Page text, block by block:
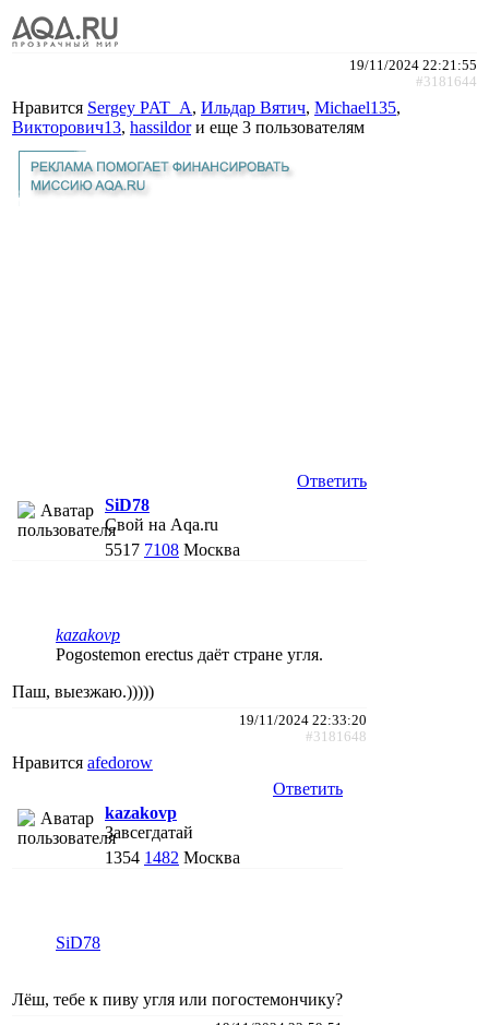
19/11/2024 22:21:55
#3181644
Нравится Sergey PAT_A, Ильдар Вятич, Michael135,
Викторович13, hassildorи еще 3 пользователям
Ответить
SiD78
Свой на Aqa.ru
5517 7108 Москва
kazakovp
Pogostemon erectus даёт стране угля.
Паш, выезжаю.)))))
19/11/2024 22:33:20
#3181648
Нравится afedorow
Ответить
kazakovp
Завсегдатай
1354 1482 Москва
SiD78
Лёш, тебе к пиву угля или погостемончику?